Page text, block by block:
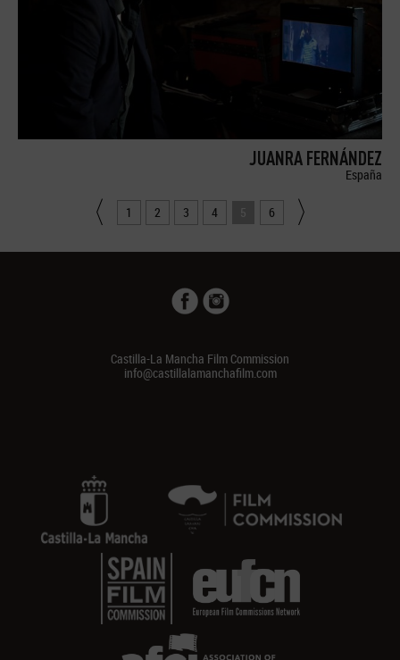
JUANRA FERNÁNDEZ
España
1 2 3 4 5 6
Castilla-La Mancha Film Commission
info@castillalamanchafilm.com